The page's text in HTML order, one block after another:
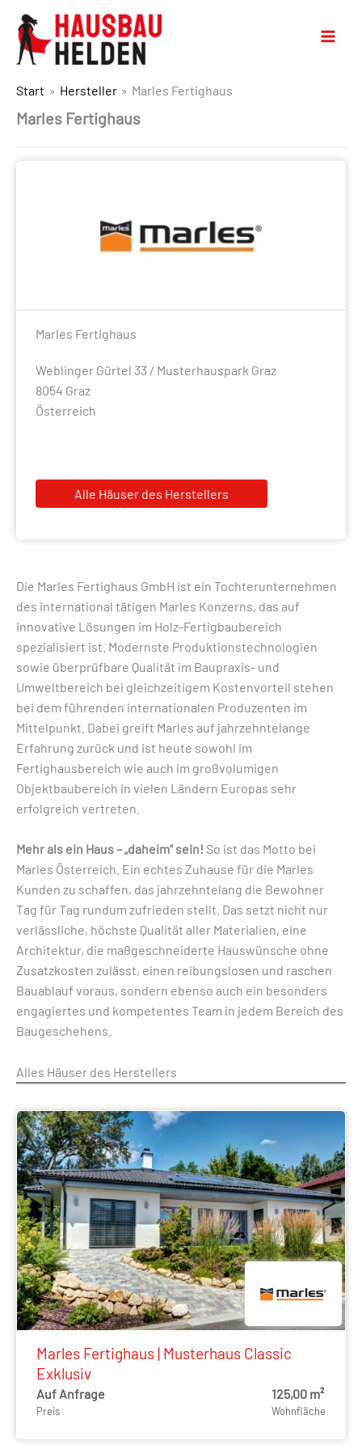
Start Hersteller Marles Fertighaus
Marles Fertighaus
Marles Fertighaus
Weblinger Gürtel 33 / Musterhauspark Graz
8054 Graz
Österreich
Alle Häuser des Herstellers
Die Marles Fertighaus GmbH ist ein Tochterunternehmen
des international tätigen Marles Konzerns, das auf
innovative Lösungen im Holz-Fertigbaubereich
spezialisiert ist. Modernste Produktionstechnologien
sowie überprüfbare Qualität im Baupraxis- und
Umweltbereich bei gleichzeitigem Kostenvorteil stehen
bei dem führenden internationalen Produzenten im
Mittelpunkt. Dabei greift Marles auf jahrzehntelange
Erfahrung zurück und ist heute sowohl im
Fertighausbereich wie auch im großvolumigen
Objektbaubereich in vielen Ländern Europas sehr
erfolgreich vertreten.
Mehr als ein Haus – „daheim“ sein! So ist das Motto bei
Marles Österreich. Ein echtes Zuhause für die Marles
Kunden zu schaffen, das jahrzehntelang die Bewohner
Tag für Tag rundum zufrieden stellt. Das setzt nicht nur
verlässliche, höchste Qualität aller Materialien, eine
Architektur, die maßgeschneiderte Hauswünsche ohne
Zusatzkosten zulässt, einen reibungslosen und raschen
Bauablauf voraus, sondern ebenso auch ein besonders
engagiertes und kompetentes Team in jedem Bereich des
Baugeschehens.
Alles Häuser des Herstellers
Marles Fertighaus | Musterhaus Classic
Exklusiv
Auf Anfrage
Preis
125,00 m²
Wohnfläche